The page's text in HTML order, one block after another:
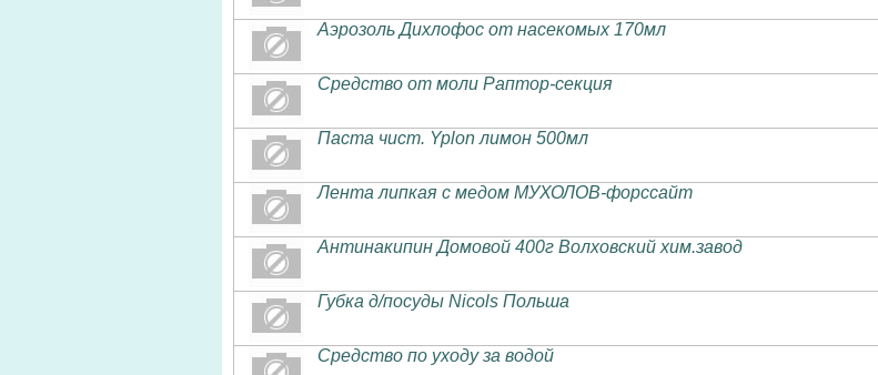
Аэрозоль Дихлофос от насекомых 170мл
Средство от моли Раптор-секция
Паста чист. Yplon лимон 500мл
Лента липкая с медом МУХОЛОВ-форссайт
Антинакипин Домовой 400г Волховский хим.завод
Губка д/посуды Nicols Польша
Средство по уходу за водой